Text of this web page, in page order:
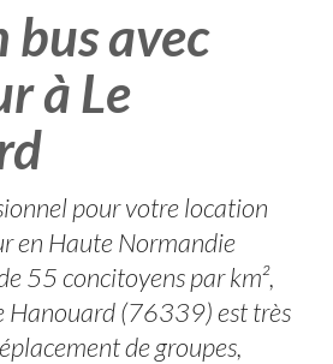
bus avec
à Le
pour votre location
en Haute Normandie
55 concitoyens par km²,
Hanouard (76339) est très
de groupes,